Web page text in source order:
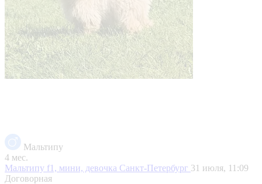
Мальтипу
4 мес.
Мальтипу f1, мини, девочка Санкт-Петербург 31 июля, 11:09
Договорная